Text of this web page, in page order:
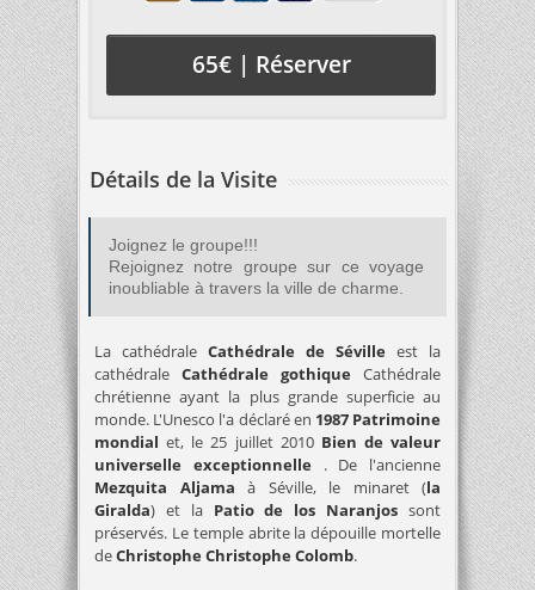
65€ | Réserver
Détails de la Visite
Joignez le groupe!!!
Rejoignez notre groupe sur ce voyage
inoubliable à travers la ville de charme.
La cathédrale Cathédrale de Séville est la
cathédrale Cathédrale gothique Cathédrale
chrétienne ayant la plus grande superficie au
monde. L'Unesco l'a déclaré en 1987 Patrimoine
mondialet, le 25 juillet 2010 Bien de valeur
universelle exceptionnelle . De l'ancienne
Mezquita Aljama à Séville, le minaret (la
Giralda) et la Patio de los Naranjos sont
préservés. Le temple abrite la dépouille mortelle
deChristophe Christophe Colomb.